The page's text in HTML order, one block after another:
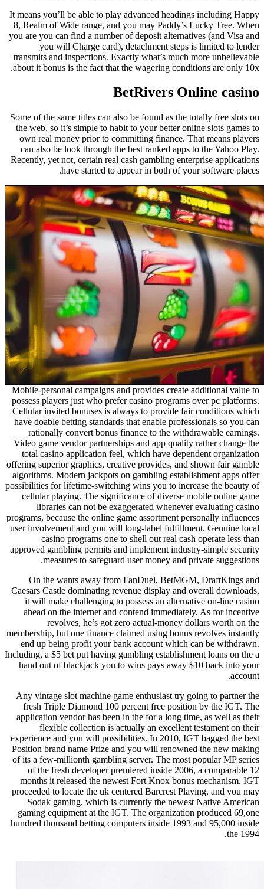
It means you’ll be able to play advanced headings including Happy
8, Realm of Wide range, and you may Paddy’s Lucky Tree. When
you are you can find a number of deposit alternatives (and Visa and
you will Charge card), detachment steps is limited to lender
transmits and inspections. Exactly what’s much more unbelievable
about it bonus is the fact that the wagering conditions are only 10x.
BetRivers Online casino
Some of the same titles can also be found as the totally free slots on
the web, so it’s simple to habit to your better online slots games to
own real money prior to committing finance. That means players
can also be look through the best ranked apps to the Yahoo Play.
Recently, yet not, certain real cash gambling enterprise applications
have started to appear in both of your software places.
Mobile-personal campaigns and provides create additional value to
possess players just who prefer casino programs over pc platforms.
Cellular invited bonuses is always to provide fair conditions which
have doable betting standards that enable professionals so you can
rationally convert bonus finance to the withdrawable earnings.
Video game vendor partnerships and app quality rather change the
total casino application feel, which have dependent organization
offering superior graphics, creative provides, and shown fair gamble
algorithms. Modern jackpots on gambling establishment apps offer
possibilities for lifetime-switching wins you to increase the beauty of
cellular playing. The significance of diverse mobile online game
libraries can not be exaggerated whenever evaluating casino
programs, because the online game assortment personally influences
user involvement and you will long-label fulfillment. Genuine local
casino programs one to shell out real cash operate less than
approved gambling permits and implement industry-simple security
measures to safeguard user money and private suggestions.
On the wants away from FanDuel, BetMGM, DraftKings and
Caesars Castle dominating revenue display and overall downloads,
it will make challenging to possess an alternative on-line casino
ahead on the internet and contend immediately. As for incentive
revolves, he’s got zero actual-money dollars worth on the
membership, but one finance claimed using bonus revolves instantly
end up being profit your bank account which can be withdrawn.
Including, a $5 bet put having gambling establishment loans on the a
hand out of blackjack you to wins pays away $10 back into your
account.
Any vintage slot machine game enthusiast try going to partner the
fresh Triple Diamond 100 percent free position by the IGT. The
application vendor has been in the for a long time, as well as their
flexible collection is actually an excellent testament on their
experience and you will possibilities. In 2010, IGT bagged the best
Position brand name Prize and you will renowned the new making
of its a few-millionth gambling server. The most popular MP series
of the fresh developer premiered inside 2006, a comparable 12
months it released the newest Fort Knox bonus mechanism. IGT
proceeded to locate the uk centered Barcrest Playing, and you may
Sodak gaming, which is currently the newest Native American
gaming equipment at the IGT. The organization produced 69,one
hundred thousand betting computers inside 1993 and 95,000 inside
the 1994.